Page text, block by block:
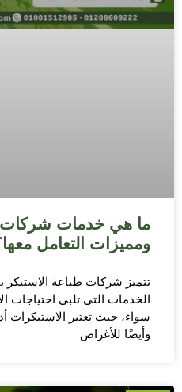
ما هي خدمات شركات
ومميزات التعامل
تتميز شركات طباعة
الخدمات التي تلبي احتياجات
سواء، حيث تعتبر الاستيكرات
وأيضًا للأغراض